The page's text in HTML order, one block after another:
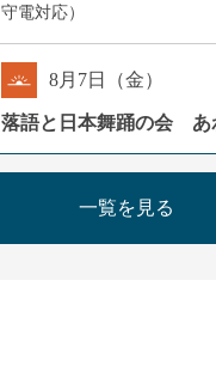
守電対応）
8月 7日（金）
落語と日本舞踊の会
開演：午前10時（9時30分開
前売2,500円 当日3,000円
一覧を見る